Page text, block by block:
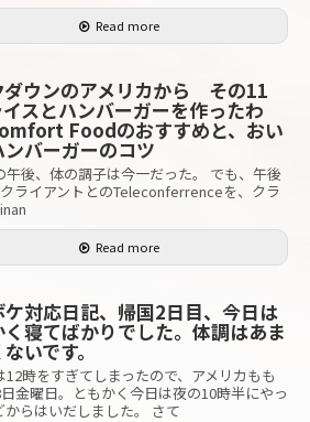
Read more
ダウンのアメリカから その11
スとハンバーガーを作ったわ
Foodのおすすめと、おい
ンバーガーのコツ
午後、体の調子は今一だった。 でも、午後
ライアントとのTeleconferrenceを、クラ
Read more
ケ対応日記、帰国2日目、今日は
く寝てばかりでした。体調はあま
いです。
12時をすぎてしまったので、アメリカもも
金曜日。ともかく今日は夜の10時半にやっ
からはいだしました。 さて